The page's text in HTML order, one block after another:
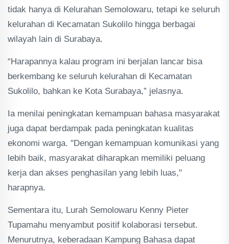
tidak hanya di Kelurahan Semolowaru, tetapi ke seluruh
kelurahan di Kecamatan Sukolilo hingga berbagai
wilayah lain di Surabaya.
“Harapannya kalau program ini berjalan lancar bisa
berkembang ke seluruh kelurahan di Kecamatan
Sukolilo, bahkan ke Kota Surabaya,” jelasnya.
Ia menilai peningkatan kemampuan bahasa masyarakat
juga dapat berdampak pada peningkatan kualitas
ekonomi warga. "Dengan kemampuan komunikasi yang
lebih baik, masyarakat diharapkan memiliki peluang
kerja dan akses penghasilan yang lebih luas,"
harapnya.
Sementara itu, Lurah Semolowaru Kenny Pieter
Tupamahu menyambut positif kolaborasi tersebut.
Menurutnya, keberadaan Kampung Bahasa dapat